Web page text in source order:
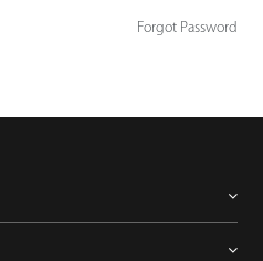
Forgot Password